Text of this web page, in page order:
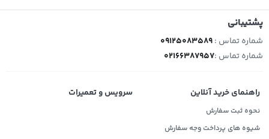
پشتیبانی
شماره تماس :09125083589
شماره تماس :02166387957
راهنمای خرید آنلاین
نحوه ثبت سفارش
شیوه های پرداخت وجه سفارش
سرویس و تعمیرات